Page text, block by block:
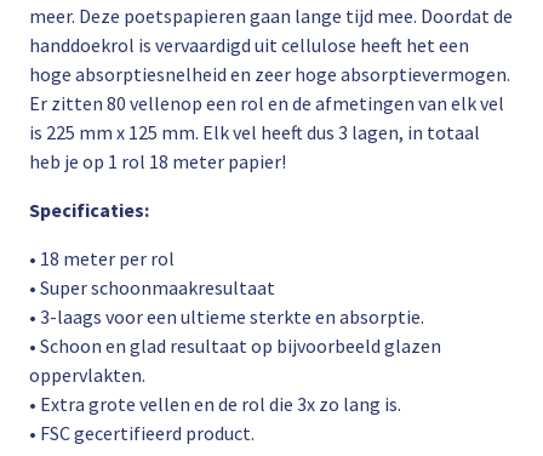
meer. Deze poetspapieren gaan lange tijd mee. Doordat de
handdoekrol is vervaardigd uit cellulose heeft het een
hoge absorptiesnelheid en zeer hoge absorptievermogen.
Er zitten 80 vellenop een rol en de afmetingen van elk vel
is 225 mm x 125 mm. Elk vel heeft dus 3 lagen, in totaal
heb je op 1 rol 18 meter papier!
Specificaties:
• 18 meter per rol
• Super schoonmaakresultaat
• 3-laags voor een ultieme sterkte en absorptie.
• Schoon en glad resultaat op bijvoorbeeld glazen
oppervlakten.
• Extra grote vellen en de rol die 3x zo lang is.
• FSC gecertifieerd product.